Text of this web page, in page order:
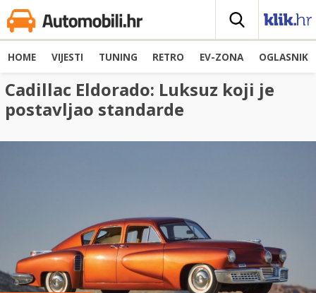
HOME VIJESTI TUNING RETRO EV-ZONA OGLASNIK
Cadillac Eldorado: Luksuz koji je
postavljao standarde